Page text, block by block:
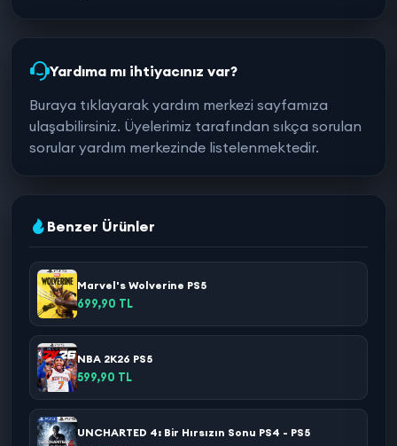
Yardıma mı ihtiyacınız var?
Buraya tıklayarak yardım merkezi sayfamıza
ulaşabilirsiniz. Üyelerimiz tarafından sıkça sorulan
sorular yardım merkezinde listelenmektedir.
Benzer Ürünler
Marvel's Wolverine PS5
699,90 TL
NBA 2K26 PS5
599,90 TL
UNCHARTED 4: Bir Hırsızın Sonu PS4 - PS5